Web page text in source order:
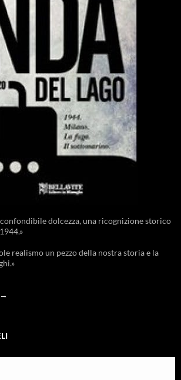
dolcezza, una ricognizione storico
realismo un pezzo della nostra storia e la